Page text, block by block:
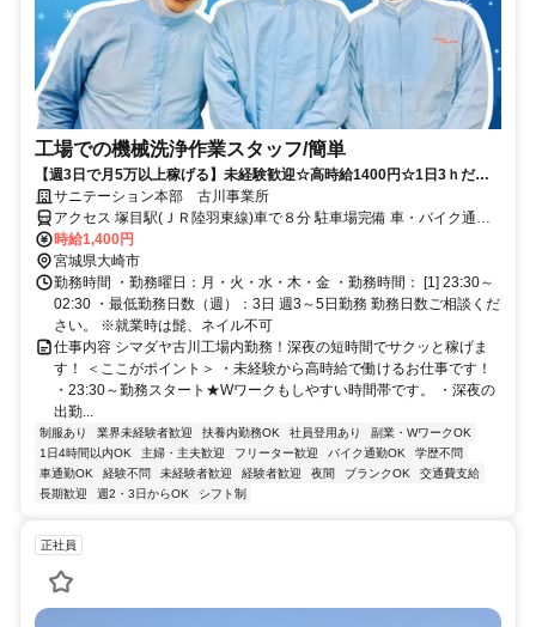
工場での機械洗浄作業スタッフ/簡単
【週3日で月5万以上稼げる】未経験歓迎☆高時給1400円☆1日3ｈだ
け！週3日～OK◎
サニテーション本部 古川事業所
アクセス 塚目駅(ＪＲ陸羽東線)車で８分 駐車場完備 車・バイク通勤
可 最寄り駅：塚目駅(ＪＲ陸羽東線),古川駅(ＪＲ陸羽東線),古川駅(Ｊ
Ｒ東北新幹線)
時給1,400円
宮城県大崎市
勤務時間 ・勤務曜日：月・火・水・木・金 ・勤務時間： [1] 23:30～
02:30 ・最低勤務日数（週）：3日 週3～5日勤務 勤務日数ご相談くだ
さい。 ※就業時は髭、ネイル不可
仕事内容 シマダヤ古川工場内勤務！深夜の短時間でサクッと稼げま
す！ ＜ここがポイント＞ ・未経験から高時給で働けるお仕事です！
・23:30～勤務スタート★Wワークもしやすい時間帯です。 ・深夜の
出勤...
制服あり 業界未経験者歓迎 扶養内勤務OK 社員登用あり
副業・WワークOK
1日4時間以内OK
主婦・主夫歓迎 フリーター歓迎 バイク通勤OK
学歴不問
車通勤OK
経験不問 未経験者歓迎 経験者歓迎 夜間 ブランクOK
交通費支給
長期歓迎
週2・3日からOK シフト制
正社員